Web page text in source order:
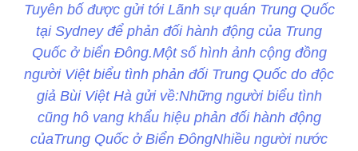
Tuyên bố được gửi tới Lãnh sự quán Trung Quốc
tại Sydney để phản đối hành động của Trung
Quốc ở biển Đông.Một số hình ảnh cộng đồng
người Việt biểu tình phản đối Trung Quốc do độc
giả Bùi Việt Hà gửi về:Những người biểu tình
cũng hô vang khẩu hiệu phản đối hành động
củaTrung Quốc ở Biển ĐôngNhiều người nước